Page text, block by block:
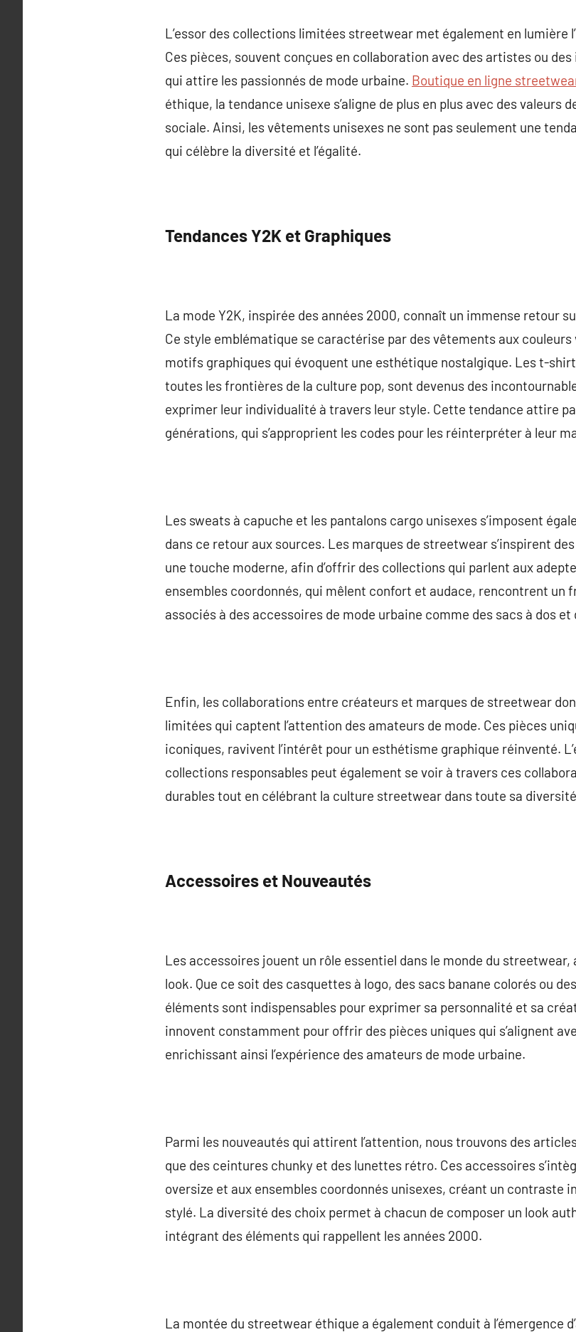
L’essor des collections limitées streetwear met également en lumière
Ces pièces, souvent conçues en collaboration avec des artistes ou
qui attire les passionnés de mode urbaine. Boutique en ligne
éthique, la tendance unisexe s’aligne de plus en plus avec des valeurs
sociale. Ainsi, les vêtements unisexes ne sont pas seulement une
qui célèbre la diversité et l’égalité.
Tendances Y2K et Graphiques
La mode Y2K, inspirée des années 2000, connaît un immense retour
Ce style emblématique se caractérise par des vêtements aux
motifs graphiques qui évoquent une esthétique nostalgique. Les t-
toutes les frontières de la culture pop, sont devenus des
exprimer leur individualité à travers leur style. Cette tendance attire
générations, qui s’approprient les codes pour les réinterpréter à leur
Les sweats à capuche et les pantalons cargo unisexes s’imposent
dans ce retour aux sources. Les marques de streetwear s’inspirent
une touche moderne, afin d’offrir des collections qui parlent aux
ensembles coordonnés, qui mêlent confort et audace, rencontrent un
associés à des accessoires de mode urbaine comme des sacs à dos
Enfin, les collaborations entre créateurs et marques de streetwear
limitées qui captent l’attention des amateurs de mode. Ces pièces
iconiques, ravivent l’intérêt pour un esthétisme graphique réinventé.
collections responsables peut également se voir à travers ces
durables tout en célébrant la culture streetwear dans toute sa
Accessoires et Nouveautés
Les accessoires jouent un rôle essentiel dans le monde du
look. Que ce soit des casquettes à logo, des sacs banane colorés ou
éléments sont indispensables pour exprimer sa personnalité et sa
innovent constamment pour offrir des pièces uniques qui s’alignent
enrichissant ainsi l’expérience des amateurs de mode urbaine.
Parmi les nouveautés qui attirent l’attention, nous trouvons des
que des ceintures chunky et des lunettes rétro. Ces accessoires
oversize et aux ensembles coordonnés unisexes, créant un contraste
stylé. La diversité des choix permet à chacun de composer un look
intégrant des éléments qui rappellent les années 2000.
La montée du streetwear éthique a également conduit à l’émergence